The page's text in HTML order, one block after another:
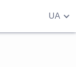
EN
UA